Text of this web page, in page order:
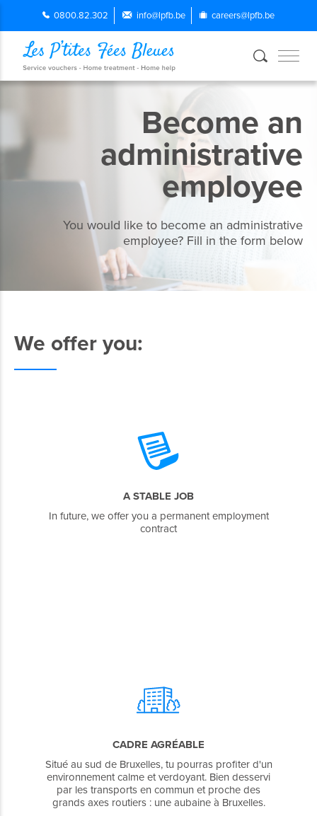
0800.82.302 info@lpfb.be careers@lpfb.be
Become an
administrative
employee
You would like to become an administrative
employee? Fill in the form below
We offer you:
A STABLE JOB
In future, we offer you a permanent employment
contract
CADRE AGRÉABLE
Situé au sud de Bruxelles, tu pourras profiter d'un
environnement calme et verdoyant. Bien desservi
par les transports en commun et proche des
grands axes routiers : une aubaine à Bruxelles.